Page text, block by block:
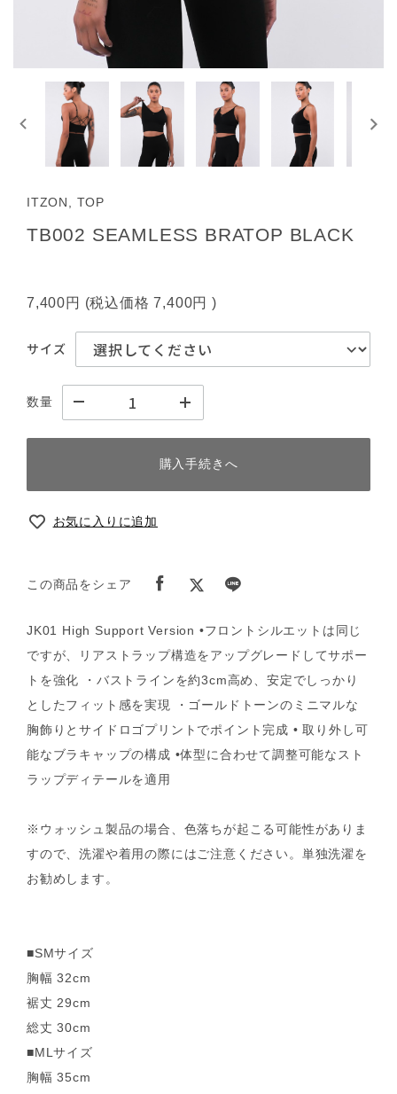
ITZON, TOP
TB002 SEAMLESS BRATOP BLACK
7,400円 (税込価格7,400円 )
サイズ
数量
購入手続きへ
お気に入りに追加
この商品をシェア
JK01 High Support Version •フロントシルエットは同じ
ですが、リアストラップ構造をアップグレードしてサポー
トを強化 ・バストラインを約3cm高め、安定でしっかり
としたフィット感を実現 ・ゴールドトーンのミニマルな
胸飾りとサイドロゴプリントでポイント完成 • 取り外し可
能なブラキャップの構成 •体型に合わせて調整可能なスト
ラップディテールを適用
※ウォッシュ製品の場合、色落ちが起こる可能性がありま
すので、洗濯や着用の際にはご注意ください。単独洗濯を
お勧めします。
■SMサイズ
胸幅 32cm
裾丈 29cm
総丈 30cm
■MLサイズ
胸幅 35cm